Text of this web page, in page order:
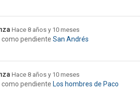
Hace 8 años y 10 meses
como pendiente San Andrés
Hace 8 años y 10 meses
como pendiente Los hombres de Paco